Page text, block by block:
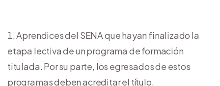
Aprendices del SENA que hayan finalizado la
etapa lectiva de un programa de formación
titulada. Por su parte, los egresados de estos
programas deben acreditar el título.